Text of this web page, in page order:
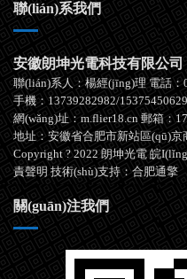
聯(lián)系我們
安徽朗坤光電科技有限公司
聯(lián)系人：楊經(jīng)理 電話：
手機：13739282982/15375450629
網(wǎng)址：m.flier18.cn 郵箱：
地址：安徽省合肥市新站區(qū)京
Copyright ? 2022 朗坤光電 皖
責聲明 技術(shù)支持：合肥通擎
關(guān)注我們